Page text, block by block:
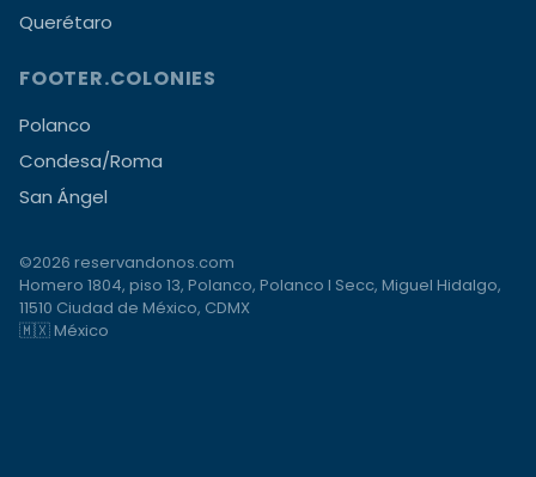
Querétaro
FOOTER.COLONIES
Polanco
Condesa/Roma
San Ángel
©2026 reservandonos.com
Homero 1804, piso 13, Polanco, Polanco I Secc, Miguel Hidalgo,
11510 Ciudad de México, CDMX
🇲🇽 México